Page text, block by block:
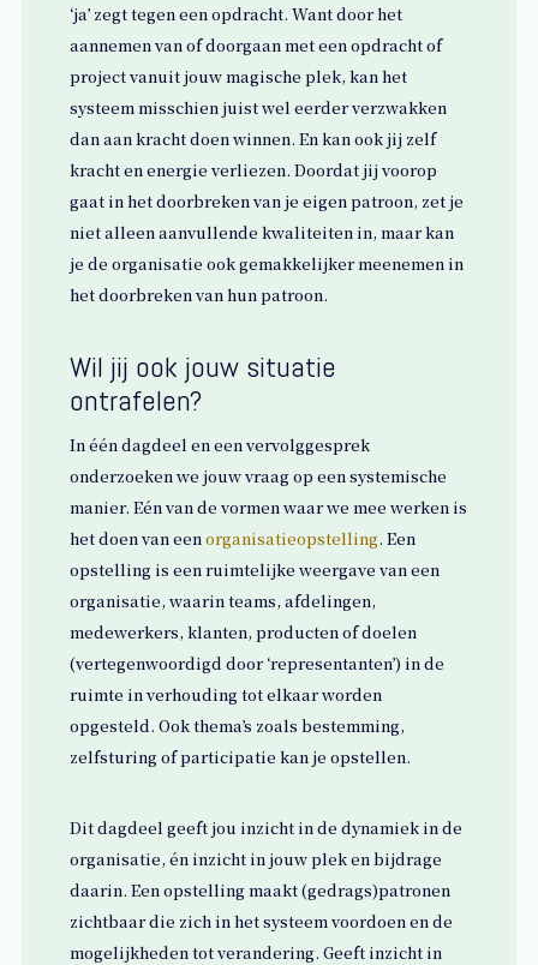
‘ja’ zegt tegen een opdracht. Want door het
aannemen van of doorgaan met een opdracht of
project vanuit jouw magische plek, kan het
systeem misschien juist wel eerder verzwakken
dan aan kracht doen winnen. En kan ook jij zelf
kracht en energie verliezen. Doordat jij voorop
gaat in het doorbreken van je eigen patroon, zet je
niet alleen aanvullende kwaliteiten in, maar kan
je de organisatie ook gemakkelijker meenemen in
het doorbreken van hun patroon.
Wil jij ook jouw situatie
ontrafelen?
In één dagdeel en een vervolggesprek
onderzoeken we jouw vraag op een systemische
manier. Eén van de vormen waar we mee werken is
het doen van eenorganisatieopstelling. Een
opstelling is een ruimtelijke weergave van een
organisatie, waarin teams, afdelingen,
medewerkers, klanten, producten of doelen
(vertegenwoordigd door ‘representanten’) in de
ruimte in verhouding tot elkaar worden
opgesteld. Ook thema’s zoals bestemming,
zelfsturing of participatie kan je opstellen.
Dit dagdeel geeft jou inzicht in de dynamiek in de
organisatie, én inzicht in jouw plek en bijdrage
daarin. Een opstelling maakt (gedrags)patronen
zichtbaar die zich in het systeem voordoen en de
mogelijkheden tot verandering. Geeft inzicht in